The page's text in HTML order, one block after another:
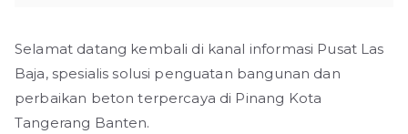
Selamat datang kembali di kanal informasi Pusat Las
Baja, spesialis solusi penguatan bangunan dan
perbaikan beton terpercaya di Pinang Kota
Tangerang Banten.